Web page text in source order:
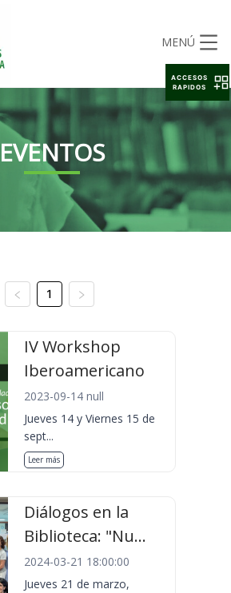
MENÚ
EVENTOS
1
IV Workshop
Iberoamericano
2023-09-14 null
Jueves 14 y Viernes 15 de
sept...
Leer más
Diálogos en la
Biblioteca: "Nu...
2024-03-21 18:00:00
Jueves 21 de marzo,
ACCESOS
RAPIDOS